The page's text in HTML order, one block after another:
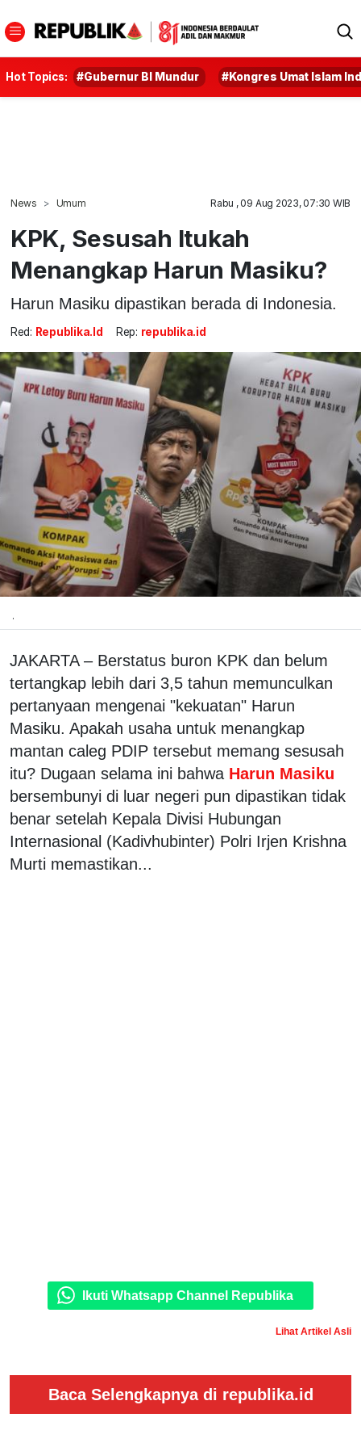
Hot Topics: #Gubernur BI Mundur #Kongres Umat Islam
News Umum Rabu , 09 Aug 2023, 07:30 WIB
KPK, Sesusah Itukah
Menangkap Harun Masiku?
Harun Masiku dipastikan berada di Indonesia.
Red: Republika.id Rep: republika.id
.
JAKARTA – Berstatus buron KPK dan belum
tertangkap lebih dari 3,5 tahun memunculkan
pertanyaan mengenai "kekuatan" Harun
Masiku. Apakah usaha untuk menangkap
mantan caleg PDIP tersebut memang sesusah
itu? Dugaan selama ini bahwa Harun Masiku
bersembunyi di luar negeri pun dipastikan tidak
benar setelah Kepala Divisi Hubungan
Internasional (Kadivhubinter) Polri Irjen Krishna
Murti memastikan...
Ikuti Whatsapp Channel Republika
Lihat Artikel Asli
Baca Selengkapnya di republika.id